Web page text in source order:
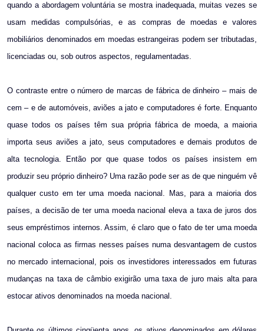
quando a abordagem voluntária se mostra inadequada, muitas vezes se
usam medidas compulsórias, e as compras de moedas e valores
mobiliários denominados em moedas estrangeiras podem ser tributadas,
licenciadas ou, sob outros aspectos, regulamentadas.
O contraste entre o número de marcas de fábrica de dinheiro – mais de
cem – e de automóveis, aviões a jato e computadores é forte. Enquanto
quase todos os países têm sua própria fábrica de moeda, a maioria
importa seus aviões a jato, seus computadores e demais produtos de
alta tecnologia. Então por que quase todos os países insistem em
produzir seu próprio dinheiro? Uma razão pode ser as de que ninguém vê
qualquer custo em ter uma moeda nacional. Mas, para a maioria dos
países, a decisão de ter uma moeda nacional eleva a taxa de juros dos
seus empréstimos internos. Assim, é claro que o fato de ter uma moeda
nacional coloca as firmas nesses países numa desvantagem de custos
no mercado internacional, pois os investidores interessados em futuras
mudanças na taxa de câmbio exigirão uma taxa de juro mais alta para
estocar ativos denominados na moeda nacional.